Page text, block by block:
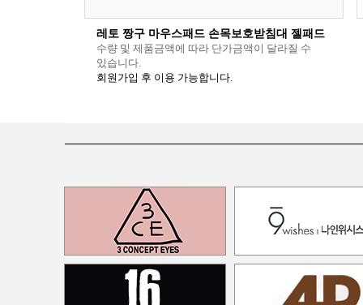
레토 짱구 마우스패드 손목보호받침대 젤패드
수량 및 제품금액에 따라 단가금액이 달라질 수
있습니다.
회원가입 후 이용 가능합니다.